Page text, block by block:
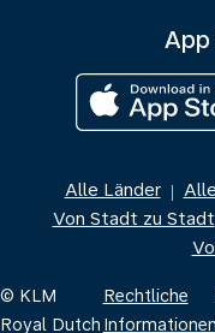
Alle Länder |
Von Stadt zu Stadt
© KLM
Royal Dutch
Rechtliche
Informationen